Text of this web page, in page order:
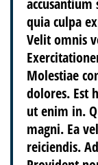
quia culpa
Velit omnis
Molestiae
dolores. Est
ut enim in.
magni. Ea
reiciendis.